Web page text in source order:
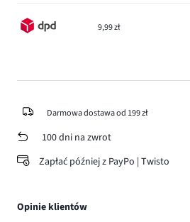
9,99 zł
Darmowa dostawa od 199 zł
100 dni na zwrot
Zapłać później z PayPo | Twisto
Opinie klientów